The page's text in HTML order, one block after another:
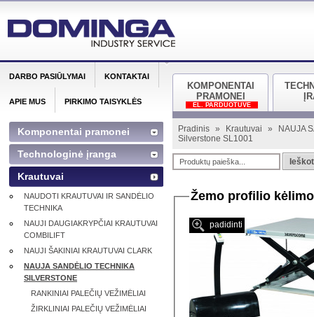
KOMPONENTAI
PRAMONEI
EL. PARDUOTUVĖ
Pradinis » Krautuvai »
NAUJA
Silverstone SL1001
Žemo profilio
padidinti
DARBO PASIŪLYMAI KONTAKTAI
APIE MUS PIRKIMO TAISYKLĖS
Komponentai pramonei
Technologinė įranga
Krautuvai
NAUDOTI KRAUTUVAI IR SANDĖLIO
TECHNIKA
NAUJI DAUGIAKRYPČIAI KRAUTUVAI
COMBILIFT
NAUJI ŠAKINIAI KRAUTUVAI CLARK
NAUJA SANDĖLIO TECHNIKA
SILVERSTONE
RANKINIAI PALEČIŲ VEŽIMĖLIAI
ŽIRKLINIAI PALEČIŲ VEŽIMĖLIAI